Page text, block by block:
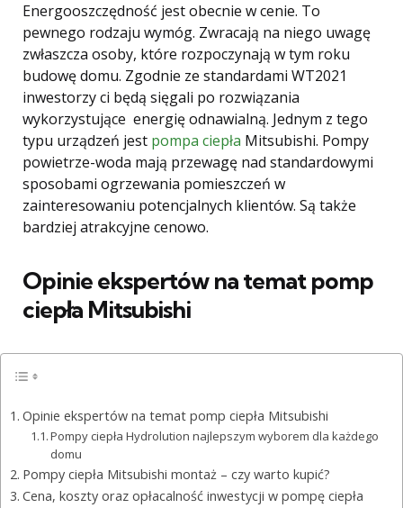
Energooszczędność jest obecnie w cenie. To
pewnego rodzaju wymóg. Zwracają na niego uwagę
zwłaszcza osoby, które rozpoczynają w tym roku
budowę domu. Zgodnie ze standardami WT2021
inwestorzy ci będą sięgali po rozwiązania
wykorzystujące energię odnawialną. Jednym z tego
typu urządzeń jest pompa ciepła Mitsubishi. Pompy
powietrze-woda mają przewagę nad standardowymi
sposobami ogrzewania pomieszczeń w
zainteresowaniu potencjalnych klientów. Są także
bardziej atrakcyjne cenowo.
Opinie ekspertów na temat pomp
ciepła Mitsubishi
Opinie ekspertów na temat pomp ciepła Mitsubishi
Pompy ciepła Hydrolution najlepszym wyborem dla każdego
domu
Pompy ciepła Mitsubishi montaż – czy warto kupić?
Cena, koszty oraz opłacalność inwestycji w pompę ciepła